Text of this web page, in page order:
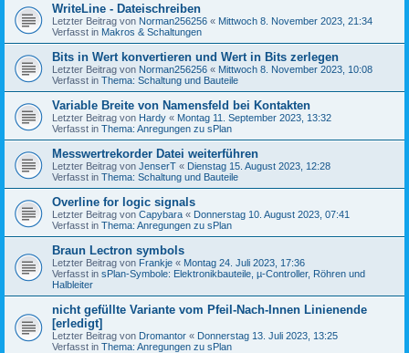
WriteLine - Dateischreiben
Letzter Beitrag von Norman256256 « Mittwoch 8. November 2023, 21:34
Verfasst in Makros & Schaltungen
Bits in Wert konvertieren und Wert in Bits zerlegen
Letzter Beitrag von Norman256256 « Mittwoch 8. November 2023, 10:08
Verfasst in Thema: Schaltung und Bauteile
Variable Breite von Namensfeld bei Kontakten
Letzter Beitrag von Hardy « Montag 11. September 2023, 13:32
Verfasst in Thema: Anregungen zu sPlan
Messwertrekorder Datei weiterführen
Letzter Beitrag von JenserT « Dienstag 15. August 2023, 12:28
Verfasst in Thema: Schaltung und Bauteile
Overline for logic signals
Letzter Beitrag von Capybara « Donnerstag 10. August 2023, 07:41
Verfasst in Thema: Anregungen zu sPlan
Braun Lectron symbols
Letzter Beitrag von Frankje « Montag 24. Juli 2023, 17:36
Verfasst in sPlan-Symbole: Elektronikbauteile, µ-Controller, Röhren und
Halbleiter
nicht gefüllte Variante vom Pfeil-Nach-Innen Linienende
[erledigt]
Letzter Beitrag von Dromantor « Donnerstag 13. Juli 2023, 13:25
Verfasst in Thema: Anregungen zu sPlan